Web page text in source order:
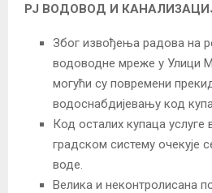
РЈ ВОДОВОД И
Због извођења радова на
водоводне мреже у Улици
могући су повремени
водоснабдијевању код
Код осталих купаца
градском систему очекује
воде.
Велика и неконтролисана